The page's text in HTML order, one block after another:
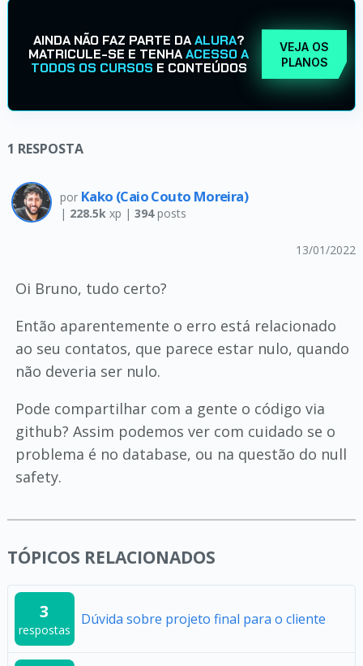
AINDA NÃO FAZ PARTE DAALURA?
MATRICULE-SE E TENHAACESSO A
TODOS OS CURSOS E CONTEÚDOS
VEJA OS
PLANOS
1 RESPOSTA
por Kako (Caio Couto Moreira)
| 228.5kxp | 394posts
13/01/2022
Oi Bruno, tudo certo?
Então aparentemente o erro está relacionado
ao seu contatos, que parece estar nulo, quando
não deveria ser nulo.
Pode compartilhar com a gente o código via
github? Assim podemos ver com cuidado se o
problema é no database, ou na questão do null
safety.
TÓPICOS RELACIONADOS
3
respostas
Dúvida sobre projeto final para o cliente